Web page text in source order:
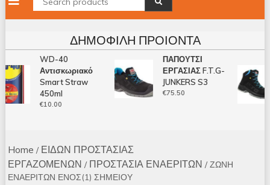
ΔΗΜΟΦΙΛΉ ΠΡΟΙΌΝΤΑ
WD-40
Αντισκωριακό
Smart Straw
450ml
€10.00
ΠΑΠΟΥΤΣΙ
ΕΡΓΑΣΙΑΣ F.T.G-
JUNKERS S3
€75.50
Home / ΕΙΔΩΝ ΠΡΟΣΤΑΣΙΑΣ
ΕΡΓΑΖΟΜΕΝΩΝ / ΠΡΟΣΤΑΣΙΑ ΕΝΑΕΡΙΤΩΝ / ΖΩΝΗ
ΕΝΑΕΡΙΤΩΝ ΕΝΟΣ(1) ΣΗΜΕΙΟΥ